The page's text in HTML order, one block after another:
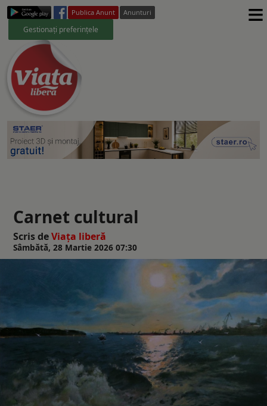
Publica Anunt Anunturi
Gestionați preferințele ≡
Carnet cultural
Scris deViaţa liberă
Sâmbătă, 28 Martie 2026 07:30